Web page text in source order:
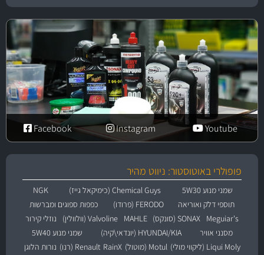
Youtube
Instagram
Facebook
פופולרי באוטוסטור: ניווט מהיר
שמני מנוע 5W30 Chemical Guys (כימיקאל גייז)
NGK
תוספי דלק ואוריאה
FERODO (פרודו)
כפפות ספוגים ומברשות
Meguiar's
SONAX (סונקס) MAHLE Valvoline (וולוולין)
נוזלי קירור
מסנני אוויר
HYUNDAI/KIA (יונדאי\קיה)
שמני מנוע 5W40
Liqui Moly (ליקווי מולי)
Motul (מוטול) RainX Renault (רנו)
נורות הלוגן